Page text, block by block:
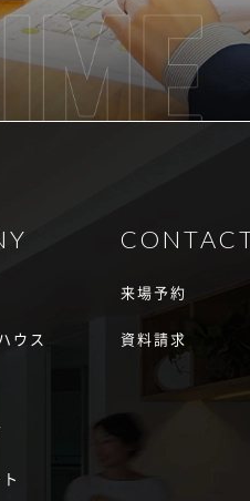
ウス
来場予約
資料請求